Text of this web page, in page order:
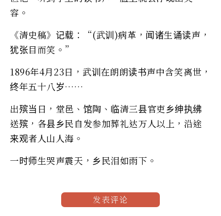
容。
《清史稿》记载：“(武训)病革，闻诸生诵读声，
犹张目而笑。”
1896年4月23日，武训在朗朗读书声中含笑离世，
终年五十八岁……
出殡当日，堂邑、馆陶、临清三县官吏乡绅执绋
送殡，各县乡民自发参加葬礼达万人以上，沿途
来观者人山人海。
一时师生哭声震天，乡民泪如雨下。
发表评论